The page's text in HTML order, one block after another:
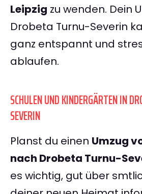
Leipzig zu wenden. Dein
Drobeta Turnu-Severin
ganz entspannt und
ablaufen.
SCHULEN UND KINDERGÄRTEN IN
SEVERIN
Planst du einen Umzug
nach Drobeta Turnu-
es wichtig, gut über